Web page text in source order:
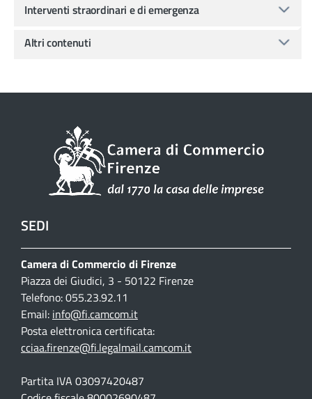
Interventi straordinari e di emergenza
Altri contenuti
SEDI
Camera di Commercio di Firenze
Piazza dei Giudici, 3 - 50122 Firenze
Telefono: 055.23.92.11
Email: info@fi.camcom.it
Posta elettronica certificata:
cciaa.firenze@fi.legalmail.camcom.it
Partita IVA 03097420487